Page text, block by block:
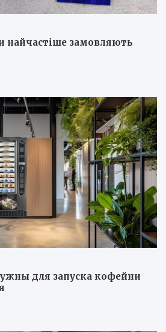
найчастіше замовляють
для запуска кофейни